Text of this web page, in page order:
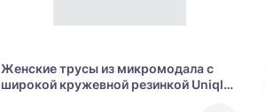
Женские трусы из микромодала с
широкой кружевной резинкой Uniqlo